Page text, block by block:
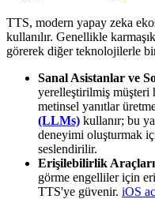
TTS, modern yapay zeka
kullanılır. Genellikle
görerek diğer teknolojilerle
Sanal Asistanlar ve
yerelleştirilmiş müşteri
metinsel yanıtlar
(LLMs) kullanır; bu
deneyimi oluşturmak
seslendirilir.
Erişilebilirlik
görme engelliler için
TTS'ye güvenir. iOS